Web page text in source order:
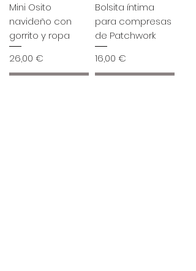
Mini Osito
navideño con
gorrito y ropa
Precio
26,00 €
Bolsita íntima
para compresas
de Patchwork
Precio
16,00 €